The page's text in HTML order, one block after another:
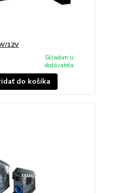
12V
Skladom u
dodávateľa
do košíka